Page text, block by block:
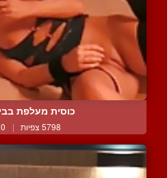
כוסית מעלפת
5798 צפיות | 0 המלצות